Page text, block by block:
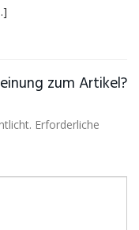
zum Artikel?
Erforderliche